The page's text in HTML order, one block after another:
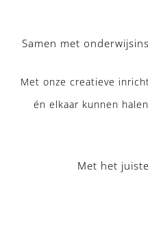
Samen met
Met onze creatieve
én elkaar kunnen
Met het